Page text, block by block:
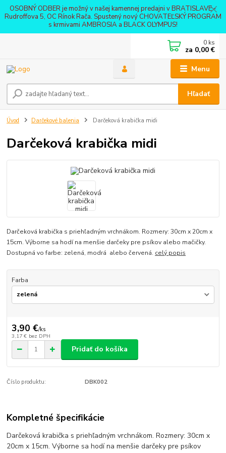
OSOBNÝ ODBER je možný v našej kamennej predajni v BRATISLAVE -
Rudroffova 5, OC Rínok Rača. Spustený nový CHOVATEĽSKÝ PROGRAM
s krmivami AMBROSIA a BLACK OLYMPUS!
Menu
Hľadať
0 ks
za 0,00 €
Úvod Darčekové balenia Darčeková krabička midi
Darčeková krabička midi
Darčeková krabička s priehľadným vrchnákom. Rozmery: 30cm x 20cm x
15cm. Výborne sa hodí na menšie darčeky pre psíkov alebo mačičky.
Dostupná vo farbe: zelená, modrá alebo červená. celý popis
Farba
3,90 €/ks
3,17 € bez DPH
Pridať do košíka
Číslo produktu: DBK002
Kompletné špecifikácie
Darčeková krabička s priehľadným vrchnákom. Rozmery: 30cm x
20cm x 15cm. Výborne sa hodí na menšie darčeky pre psíkov